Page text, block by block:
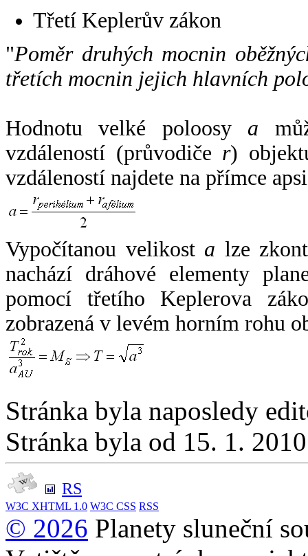
Třetí Keplerův zákon
"Poměr druhých mocnin
třetích mocnin jejich hlavních
Hodnotu velké poloosy a
vzdáleností (průvodiče r)
vzdáleností najdete na přímce
Vypočítanou velikost a lze
nachází dráhové elementy
pomocí třetího Keplerova
zobrazená v levém horním rohu
Stránka byla naposledy
Stránka byla od 15. 1.
RS
W3C XHTML 1.0 W3C CSS RSS
© 2026 Planety sluneční